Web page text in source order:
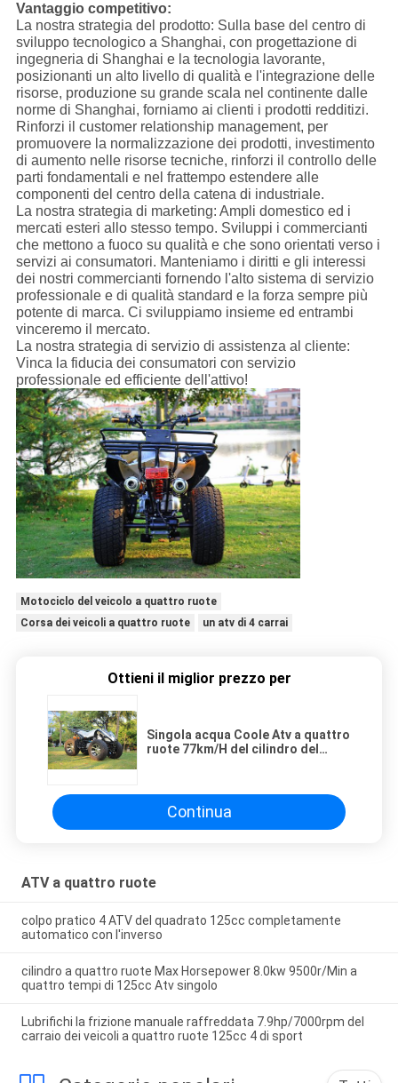
Vantaggio competitivo:
La nostra strategia del prodotto: Sulla base del centro di
sviluppo tecnologico a Shanghai, con progettazione di
ingegneria di Shanghai e la tecnologia lavorante,
posizionanti un alto livello di qualità e l'integrazione delle
risorse, produzione su grande scala nel continente dalle
norme di Shanghai, forniamo ai clienti i prodotti redditizi.
Rinforzi il customer relationship management, per
promuovere la normalizzazione dei prodotti, investimento
di aumento nelle risorse tecniche, rinforzi il controllo delle
parti fondamentali e nel frattempo estendere alle
componenti del centro della catena di industriale.
La nostra strategia di marketing: Ampli domestico ed i
mercati esteri allo stesso tempo. Sviluppi i commercianti
che mettono a fuoco su qualità e che sono orientati verso i
servizi ai consumatori. Manteniamo i diritti e gli interessi
dei nostri commercianti fornendo l'alto sistema di servizio
professionale e di qualità standard e la forza sempre più
potente di marca. Ci sviluppiamo insieme ed entrambi
vinceremo il mercato.
La nostra strategia di servizio di assistenza al cliente:
Vinca la fiducia dei consumatori con servizio
professionale ed efficiente dell'attivo!
Motociclo del veicolo a quattro ruote
Corsa dei veicoli a quattro ruote
un atv di 4 carrai
Ottieni il miglior prezzo per
Singola acqua Coole Atv a quattro
ruote 77km/H del cilindro del
Continua
ATV a quattro ruote
colpo pratico 4 ATV del quadrato 125cc completamente
automatico con l'inverso
cilindro a quattro ruote Max Horsepower 8.0kw 9500r/Min a
quattro tempi di 125cc Atv singolo
Lubrifichi la frizione manuale raffreddata 7.9hp/7000rpm del
carraio dei veicoli a quattro ruote 125cc 4 di sport